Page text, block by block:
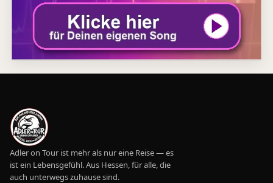
Adler on Tour ist mehr als nur eine Reise — es
ist ein Lebensgefühl. Aus Hessen, für alle, die
auch unterwegs zuhause sind.